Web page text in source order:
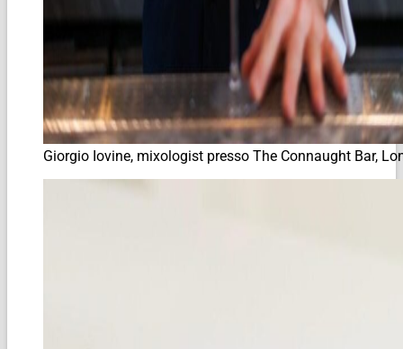
Giorgio Iovine, mixologist presso The Connaught Bar,